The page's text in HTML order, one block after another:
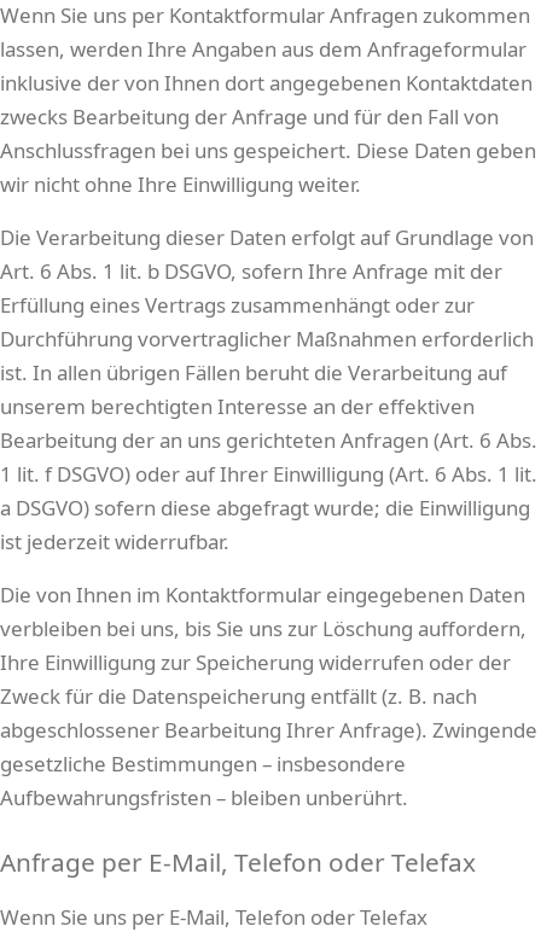
Wenn Sie uns per Kontaktformular Anfragen zukommen
lassen, werden Ihre Angaben aus dem Anfrageformular
inklusive der von Ihnen dort angegebenen Kontaktdaten
zwecks Bearbeitung der Anfrage und für den Fall von
Anschlussfragen bei uns gespeichert. Diese Daten geben
wir nicht ohne Ihre Einwilligung weiter.
Die Verarbeitung dieser Daten erfolgt auf Grundlage von
Art. 6 Abs. 1 lit. b DSGVO, sofern Ihre Anfrage mit der
Erfüllung eines Vertrags zusammenhängt oder zur
Durchführung vorvertraglicher Maßnahmen erforderlich
ist. In allen übrigen Fällen beruht die Verarbeitung auf
unserem berechtigten Interesse an der effektiven
Bearbeitung der an uns gerichteten Anfragen (Art. 6 Abs.
1 lit. f DSGVO) oder auf Ihrer Einwilligung (Art. 6 Abs. 1 lit.
a DSGVO) sofern diese abgefragt wurde; die Einwilligung
ist jederzeit widerrufbar.
Die von Ihnen im Kontaktformular eingegebenen Daten
verbleiben bei uns, bis Sie uns zur Löschung auffordern,
Ihre Einwilligung zur Speicherung widerrufen oder der
Zweck für die Datenspeicherung entfällt (z. B. nach
abgeschlossener Bearbeitung Ihrer Anfrage). Zwingende
gesetzliche Bestimmungen – insbesondere
Aufbewahrungsfristen – bleiben unberührt.
Anfrage per E-Mail, Telefon oder Telefax
Wenn Sie uns per E-Mail, Telefon oder Telefax